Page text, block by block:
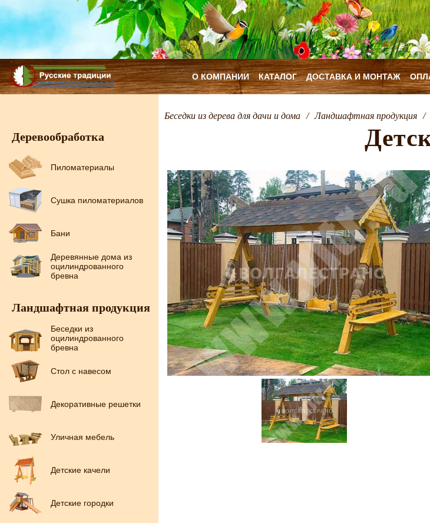
О КОМПАНИИ ДОСТАВКА И МОНТАЖ
КАТАЛОГ
Деревообработка
Пиломатериалы
Сушка пиломатериалов
Бани
Деревянные дома из
оцилиндрованного
бревна
Ландшафтная продукция
Беседки из
оцилиндрованного
бревна
Стол с навесом
Декоративные решетки
Уличная мебель
Детские качели
Детские городки
Беседки из дерева для дачи и дома / Ландшафтная продукция /